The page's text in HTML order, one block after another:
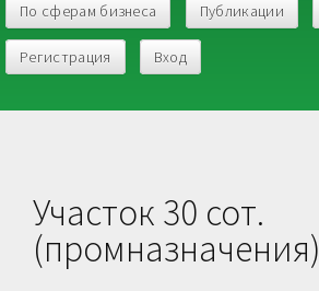
По сферам бизнеса Публикации
Регистрация Вход
Участок 30 сот.
(промназначения)